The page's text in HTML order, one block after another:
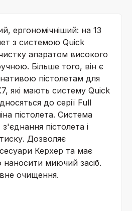
ергономічніший: на 13
з системою Quick
апаратом високого
Більше того, він є
пістолетам для
які мають систему Quick
до серії Full
пістолета. Система
пістолета і
Дозволяє
Керхер та має
наносити миючий засіб.
очищення.